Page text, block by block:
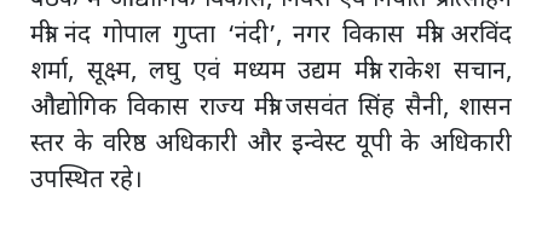
मंत्री नंद गोपाल गुप्ता ‘नंदी’, नगर विकास मंत्री अरविंद
शर्मा, सूक्ष्म, लघु एवं मध्यम उद्यम मंत्री राकेश सचान,
औद्योगिक विकास राज्य मंत्री जसवंत सिंह सैनी, शासन
स्तर के वरिष्ठ अधिकारी और इन्वेस्ट यूपी के अधिकारी
उपस्थित रहे।